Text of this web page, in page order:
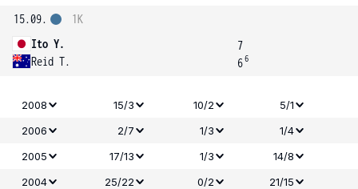
15.09.
Ito Y.
Reid T.
1K
7
66
2008 15/3 10/2
5/1
2006
2/7 1/3
1/4
2005
17/13 1/3
14/8
2004
25/22 0/2
21/15